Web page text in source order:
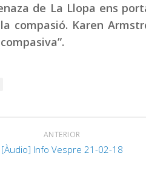
de La Llopa ens
compasió. Karen
ANTERIOR
[Àudio] Info Vespre 21-02-18